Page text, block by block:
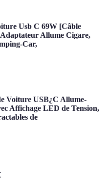
Usb C 69W [Câble
Allume Cigare,
Car,
Voiture USB¿C Allume-
Affichage LED de Tension,
de